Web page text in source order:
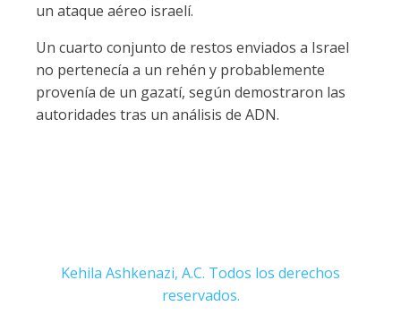
un ataque aéreo israelí.
Un cuarto conjunto de restos enviados a Israel
no pertenecía a un rehén y probablemente
provenía de un gazatí, según demostraron las
autoridades tras un análisis de ADN.
Kehila Ashkenazi, A.C. Todos los derechos
reservados.